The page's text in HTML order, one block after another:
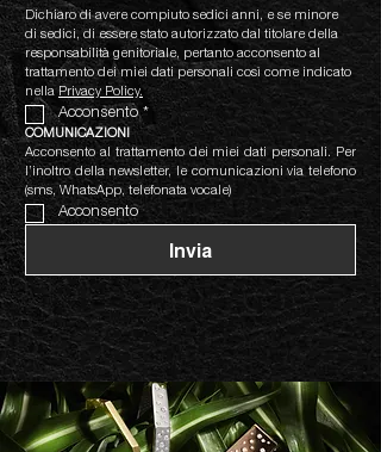
Dichiaro di avere compiuto sedici anni, e se minore
di sedici, di essere stato autorizzato dal titolare della
responsabilità genitoriale, pertanto acconsento al
trattamento dei miei dati personali così come indicato
nella Privacy Policy.
Acconsento *
COMUNICAZIONI
Acconsento al trattamento dei miei dati personali. Per
l’inoltro della newsletter, le comunicazioni via telefono
(sms, WhatsApp, telefonata vocale)
Acconsento
Invia